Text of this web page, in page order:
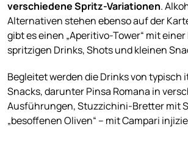
verschiedene Spritz-Variationen.
Alternativen stehen ebenso auf der
gibt es einen „Aperitivo-Tower“ mit
spritzigen Drinks, Shots und kleinen
Begleitet werden die Drinks von typisch
Snacks, darunter Pinsa Romana in
Ausführungen, Stuzzichini-Bretter mit
„besoffenen Oliven“ ­– mit Campari